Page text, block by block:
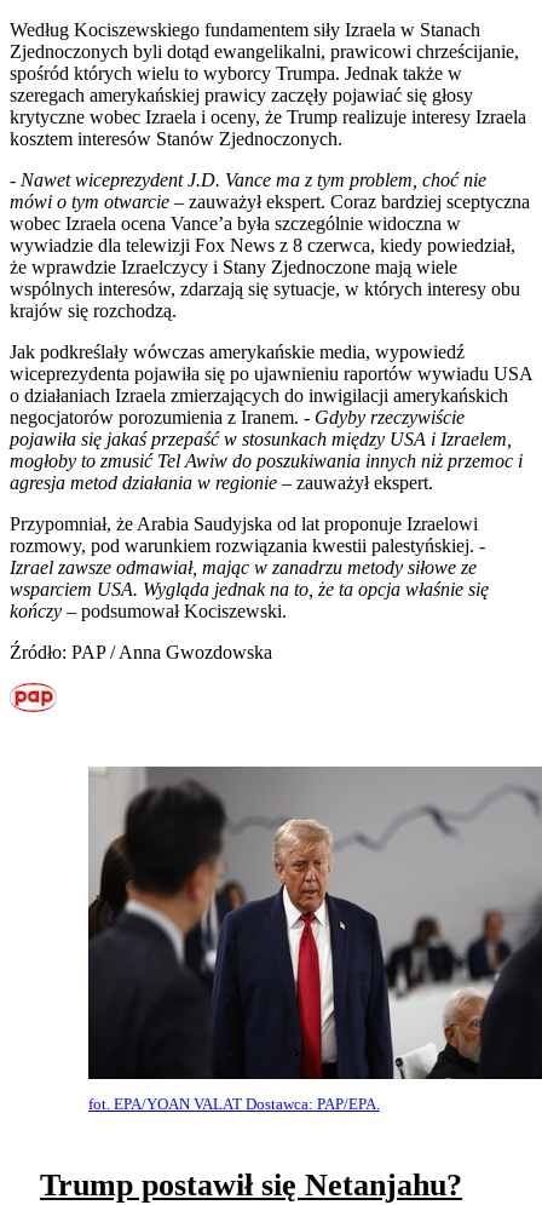
Według Kociszewskiego fundamentem siły Izraela w Stanach
Zjednoczonych byli dotąd ewangelikalni, prawicowi chrześcijanie,
spośród których wielu to wyborcy Trumpa. Jednak także w
szeregach amerykańskiej prawicy zaczęły pojawiać się głosy
krytyczne wobec Izraela i oceny, że Trump realizuje interesy Izraela
kosztem interesów Stanów Zjednoczonych.
- Nawet wiceprezydent J.D. Vance ma z tym problem, choć nie
mówi o tym otwarcie – zauważył ekspert. Coraz bardziej sceptyczna
wobec Izraela ocena Vance’a była szczególnie widoczna w
wywiadzie dla telewizji Fox News z 8 czerwca, kiedy powiedział,
że wprawdzie Izraelczycy i Stany Zjednoczone mają wiele
wspólnych interesów, zdarzają się sytuacje, w których interesy obu
krajów się rozchodzą.
Jak podkreślały wówczas amerykańskie media, wypowiedź
wiceprezydenta pojawiła się po ujawnieniu raportów wywiadu USA
o działaniach Izraela zmierzających do inwigilacji amerykańskich
negocjatorów porozumienia z Iranem. - Gdyby rzeczywiście
pojawiła się jakaś przepaść w stosunkach między USA i Izraelem,
mogłoby to zmusić Tel Awiw do poszukiwania innych niż przemoc i
agresja metod działania w regionie – zauważył ekspert.
Przypomniał, że Arabia Saudyjska od lat proponuje Izraelowi
rozmowy, pod warunkiem rozwiązania kwestii palestyńskiej. -
Izrael zawsze odmawiał, mając w zanadrzu metody siłowe ze
wsparciem USA. Wygląda jednak na to, że ta opcja właśnie się
kończy – podsumował Kociszewski.
Źródło: PAP / Anna Gwozdowska
fot. EPA/YOAN VALAT Dostawca: PAP/EPA.
Trump postawił się Netanjahu?